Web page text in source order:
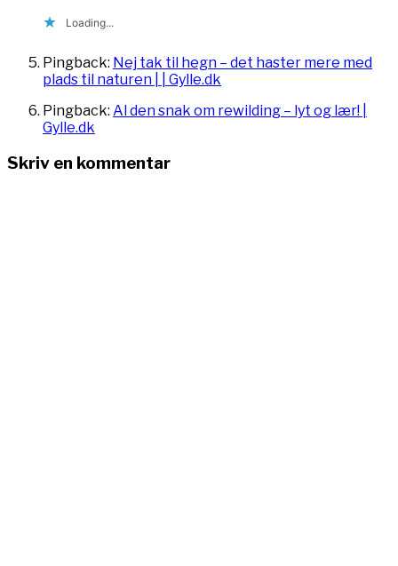
Loading...
Pingback: Nej tak til hegn – det haster mere med
plads til naturen | | Gylle.dk
Pingback: Al den snak om rewilding – lyt og lær! |
Gylle.dk
Skriv en kommentar